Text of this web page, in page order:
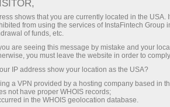
shows that you are currently located in the USA.
from using the services of InstaFintech
of funds, etc.
are seeing this message by mistake and your
you must leave the website in order to
IP address show your location as the USA?
a VPN provided by a hosting company based in
not have proper WHOIS records;
in the WHOIS geolocation database.